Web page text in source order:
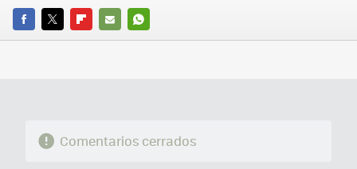
FACEBOOK
TWITTERFLIPBOARD
E-
WHATSAPP
Comentarios cerrados